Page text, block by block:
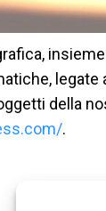
insieme
legate
della
.